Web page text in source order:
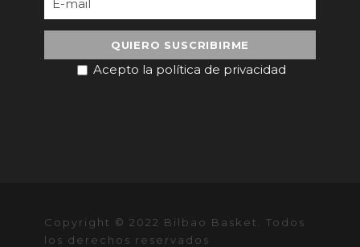
Acepto la política de privacidad
Copyright © 2022 Bilbao Basket. Todos
los derechos reservados